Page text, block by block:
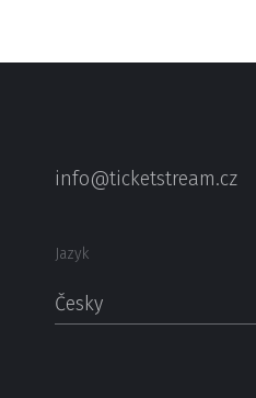
info@ticketstream.cz
Jazyk
Česky